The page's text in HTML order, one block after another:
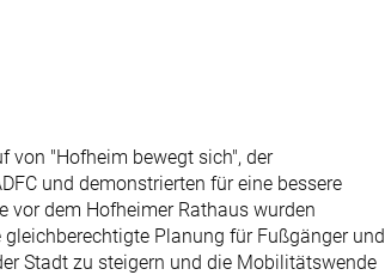
von "Hofheim bewegt sich", der
und demonstrierten für eine bessere
vor dem Hofheimer Rathaus wurden
Planung für Fußgänger und
Stadt zu steigern und die Mobilitätswende